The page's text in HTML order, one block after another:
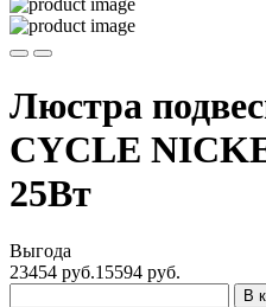
Люстра
CYCLE
25Вт
Выгода
23454 руб.15594 руб.
В